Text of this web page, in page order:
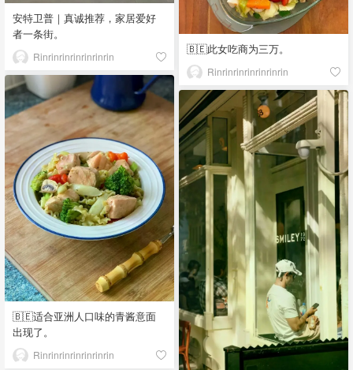
安特卫普｜真诚推荐，家居爱好
者一条街。
Rinrinrinrinrinrinrin
🇧🇪此女吃商为三万。
Rinrinrinrinrinrinrin
🇧🇪适合亚洲人口味的青酱意面
出现了。
Rinrinrinrinrinrinrin